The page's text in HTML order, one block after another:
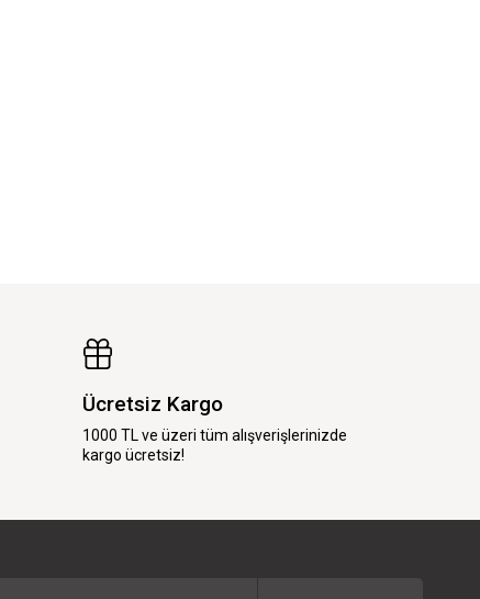
Ücretsiz Kargo
1000 TL ve üzeri tüm alışverişlerinizde
kargo ücretsiz!